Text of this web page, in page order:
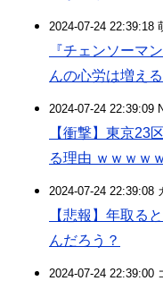
2024-07-24 22:39:18
『チェンソーマ
んの心労は増え
2024-07-24 22:39:09
【衝撃】東京23
る理由 ｗｗｗｗｗ
2024-07-24 22:39:08
【悲報】年取る
んだろう？
2024-07-24 22:39:00